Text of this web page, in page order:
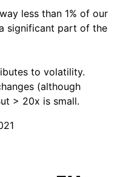
less than 1% of our
significant part of the
to volatility.
(although
> 20x is small.